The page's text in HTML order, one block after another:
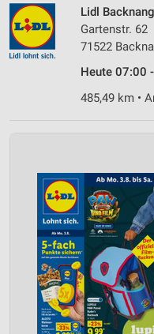
Lidl Backnang
Gartenstr. 62
71522
Heute 07:00
485,49 km •